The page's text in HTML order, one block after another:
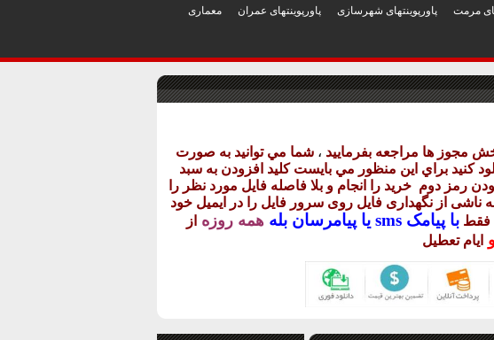
مرمت پاورپوينتهای شهرسازی پاورپوينتهای عمران معماری
مجوز ها مراجعه بفرماييد ، شما مي توانيد به صورت
کنيد براي اين منظور مي بايست کليد افزودن به سبد
رمز دوم خريد را انجام و بلا فاصله فايل مورد نظر را
ناشی از نگهداری فايل روی سرور فايل را در ايميل خود
فقطباپيامک sms يا پيامرسان بله همه روزه از
ايام تعطيل